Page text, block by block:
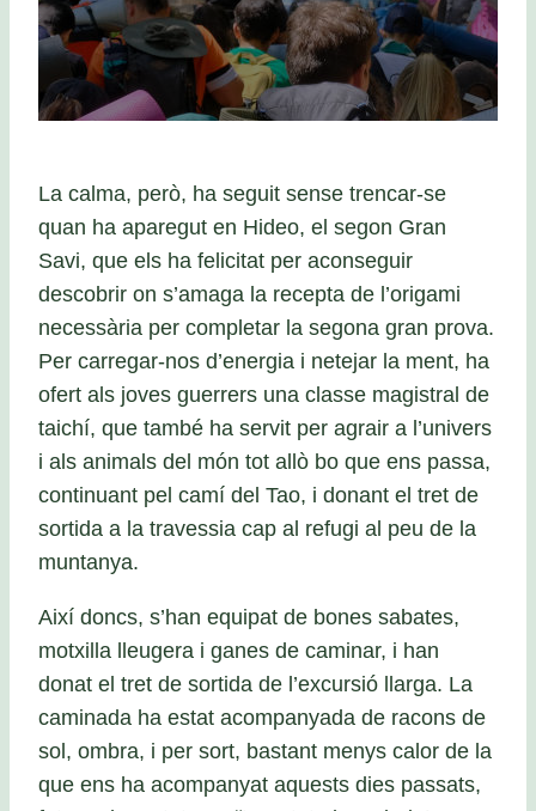
La calma, però, ha seguit sense trencar-se
quan ha aparegut en Hideo, el segon Gran
Savi, que els ha felicitat per aconseguir
descobrir on s’amaga la recepta de l’origami
necessària per completar la segona gran prova.
Per carregar-nos d’energia i netejar la ment, ha
ofert als joves guerrers una classe magistral de
taichí, que també ha servit per agrair a l’univers
i als animals del món tot allò bo que ens passa,
continuant pel camí del Tao, i donant el tret de
sortida a la travessia cap al refugi al peu de la
muntanya.
Així doncs, s’han equipat de bones sabates,
motxilla lleugera i ganes de caminar, i han
donat el tret de sortida de l’excursió llarga. La
caminada ha estat acompanyada de racons de
sol, ombra, i per sort, bastant menys calor de la
que ens ha acompanyat aquests dies passats,